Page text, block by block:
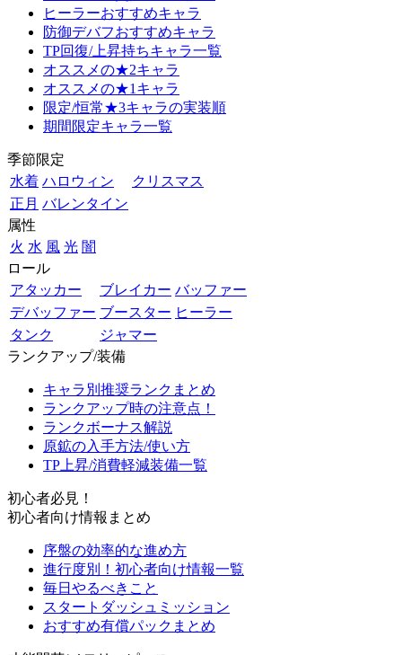
ヒーラーおすすめキャラ
防御デバフおすすめキャラ
TP回復/上昇持ちキャラ一覧
オススメの★2キャラ
オススメの★1キャラ
限定/恒常★3キャラの実装順
期間限定キャラ一覧
季節限定
水着 ハロウィン
クリスマス
正月 バレンタイン
属性
火 水 風 光 闇
ロール
アタッカー
ブレイカー バッファー
デバッファー ブースター ヒーラー
タンク
ジャマー
ランクアップ/装備
キャラ別推奨ランクまとめ
ランクアップ時の注意点！
ランクボーナス解説
原鉱の入手方法/使い方
TP上昇/消費軽減装備一覧
初心者必見！
初心者向け情報まとめ
序盤の効率的な進め方
進行度別！初心者向け情報一覧
毎日やるべきこと
スタートダッシュミッション
おすすめ有償パックまとめ